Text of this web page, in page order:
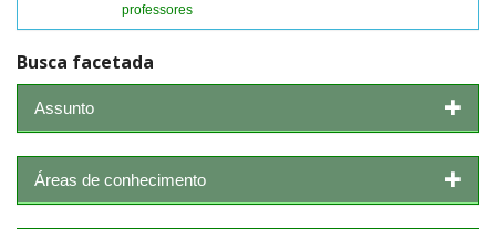
professores
Busca facetada
Assunto
Áreas de conhecimento